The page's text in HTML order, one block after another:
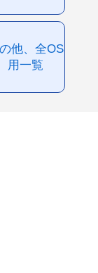
他、全OS
用一覧